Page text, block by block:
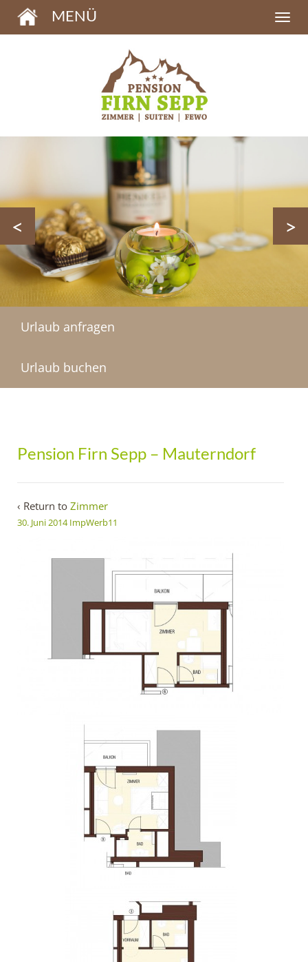
MENÜ
< >
Urlaub anfragen
Urlaub buchen
Pension Firn Sepp – Mauterndorf
‹ Return to Zimmer
30. Juni 2014 ImpWerb11